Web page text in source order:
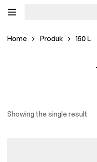
Home Produk 150 L
Showing the single result